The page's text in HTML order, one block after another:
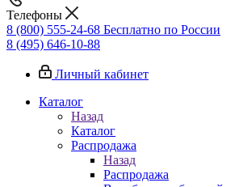
Телефоны
8 (800) 555-24-68 Бесплатно по России
8 (495) 646-10-88
Личный кабинет
Каталог
Назад
Каталог
Распродажа
Назад
Распродажа